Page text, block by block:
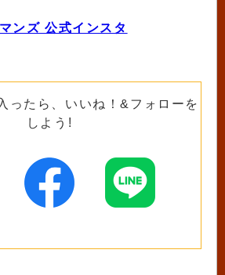
ンズ 公式インスタ
ったら、いいね！&フォローを
しよう!